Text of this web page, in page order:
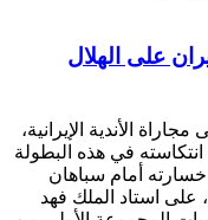
على الهلال
الأندية الإيرانية،
في هذه البطولة
خسارته أمام سباهان
أصفهان الإيراني الثلاثاء 01-03-2011، على استاد الملك فهد